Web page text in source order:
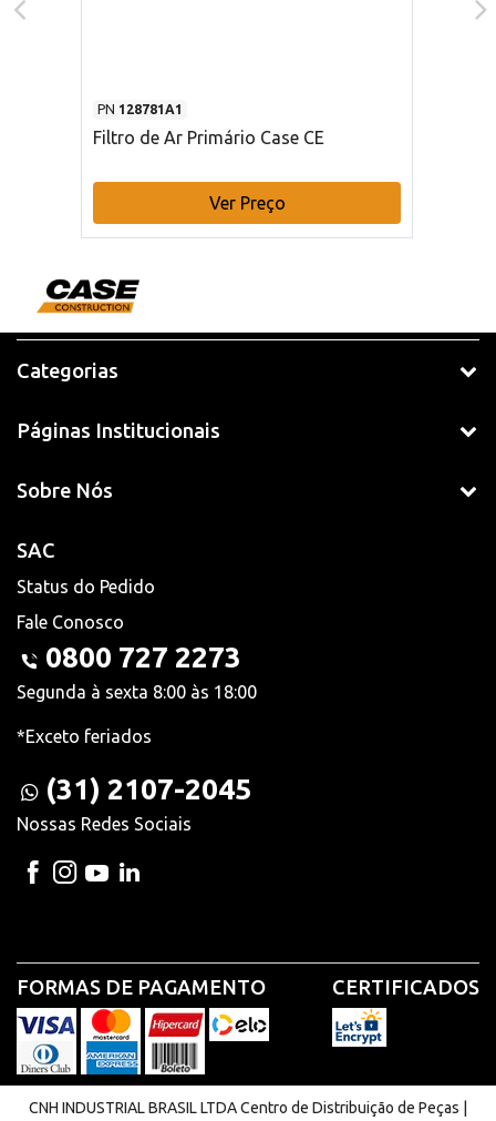
PN 128781A1
Filtro de Ar Primário Case CE
Ver Preço
Categorias
Páginas Institucionais
Sobre Nós
SAC
Status do Pedido
Fale Conosco
0800 727 2273
Segunda à sexta 8:00 às 18:00
*Exceto feriados
(31) 2107-2045
Nossas Redes Sociais
FORMAS DE PAGAMENTO CERTIFICADOS
CNH INDUSTRIAL BRASIL LTDA Centro de Distribuição de Peças |